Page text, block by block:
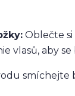
Oblečte
vlasů, aby
smíchejte